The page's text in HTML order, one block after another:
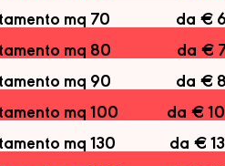
mq 70
da €
mq 80
da €
mq 90
da €
mq 100
da €
mq 130
da €